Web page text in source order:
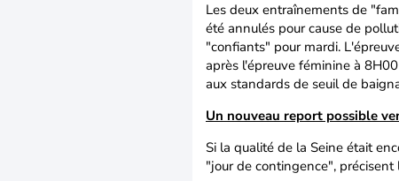
Les deux entraînements de
été annulés pour cause de
"confiants" pour mardi.
après l'épreuve féminine à
aux standards de seuil de
Un nouveau report possible
Si la qualité de la Seine était
"jour de contingence",